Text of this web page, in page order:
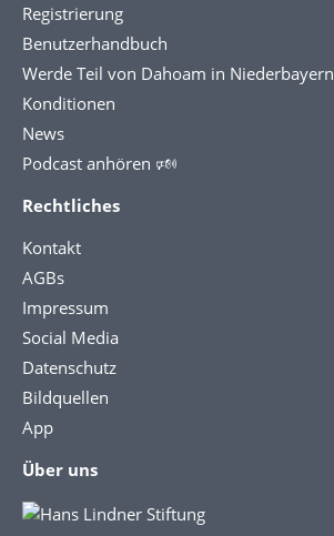
Registrierung
Benutzerhandbuch
Werde Teil von Dahoam in Niederbayern
Konditionen
News
Podcast anhören 🕬
Rechtliches
Kontakt
AGBs
Impressum
Social Media
Datenschutz
Bildquellen
App
Über uns